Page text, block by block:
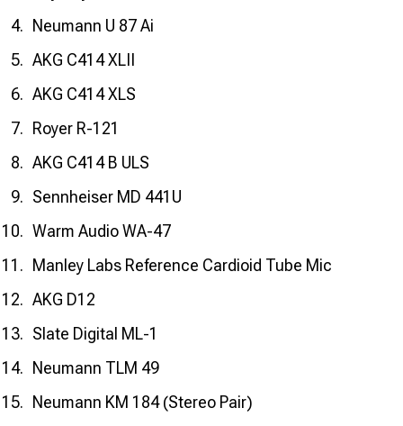
Neumann U 87 Ai
AKG C414 XLII
AKG C414 XLS
Royer R-121
AKG C414 B ULS
Sennheiser MD 441U
Warm Audio WA-47
Manley Labs Reference Cardioid Tube Mic
AKG D12
Slate Digital ML-1
Neumann TLM 49
Neumann KM 184 (Stereo Pair)